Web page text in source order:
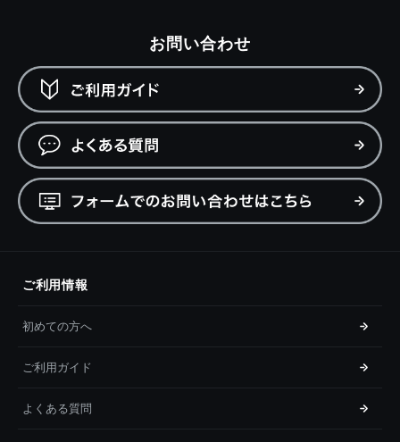
お問い合わせ
ご利用情報
初めての方へ
ご利用ガイド
よくある質問